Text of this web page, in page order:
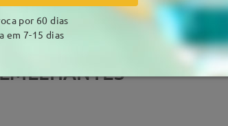
por 60 dias
em 7-15 dias